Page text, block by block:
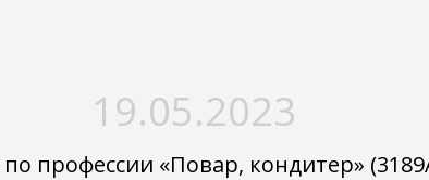
19.05.2023
профессии «Повар, кондитер»